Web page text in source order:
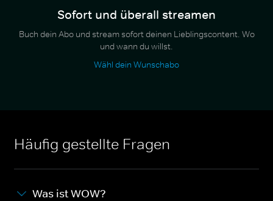
Sofort und überall streamen
Buch dein Abo und stream sofort deinen Lieblingscontent. Wo
und wann du willst.
Wähl dein Wunschabo
Häufig gestellte Fragen
Was ist WOW?